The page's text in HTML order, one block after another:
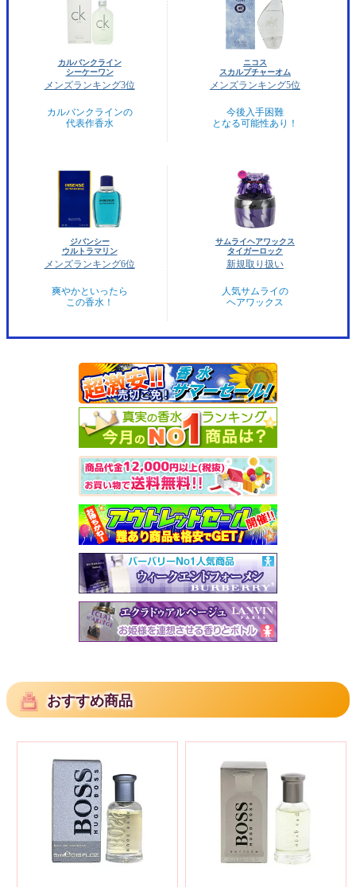
カルバンクライン
シーケーワン
メンズランキング3位
カルバンクラインの
代表作香水
ニコス
スカルプチャーオム
メンズランキング5位
今後入手困難
となる可能性あり！
ジバンシー
ウルトラマリン
メンズランキング6位
爽やかといったら
この香水！
サムライヘアワックス
タイガーロック
新規取り扱い
人気サムライの
ヘアワックス
おすすめ商品